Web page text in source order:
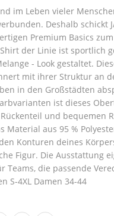
im Leben vieler
Deshalb schickt
Premium Basics
der Linie ist sportlich
- Look gestaltet.
mit ihrer Struktur an
in den Großstädten
ist dieses
und bequemen
Material aus 95 %
Konturen deines
Figur. Die Ausstattung
Teams, die passende
S-4XL Damen 34-44